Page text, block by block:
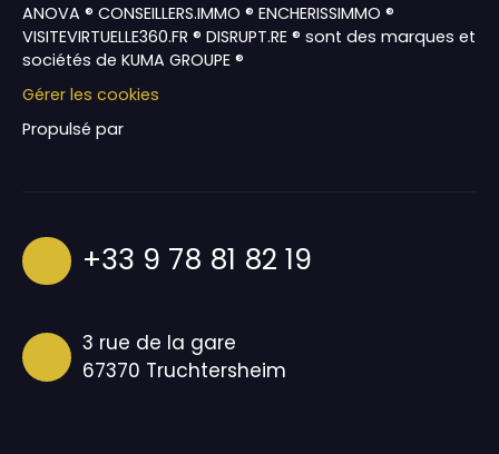
ANOVA ® CONSEILLERS.IMMO ® ENCHERISSIMMO ®
VISITEVIRTUELLE360.FR ® DISRUPT.RE ® sont des marques et
sociétés de KUMA GROUPE ®
Gérer les cookies
Propulsé par
+33 9 78 81 82 19
3 rue de la gare
67370 Truchtersheim